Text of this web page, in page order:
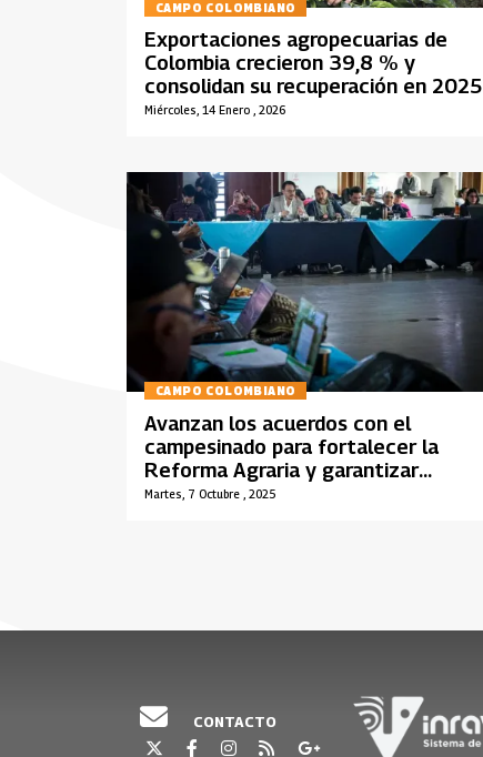
CAMPO COLOMBIANO
Miércoles, 14 Enero , 2026
Exportaciones agropecuarias de
Colombia crecieron 39,8 % y
consolidan su recuperación en 2025
CAMPO COLOMBIANO
Martes, 7 Octubre , 2025
Avanzan los acuerdos con el
campesinado para fortalecer la
Reforma Agraria y garantizar
derechos rurales
CONTACTO